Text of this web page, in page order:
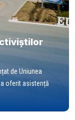
de Uniunea
a oferit asistență